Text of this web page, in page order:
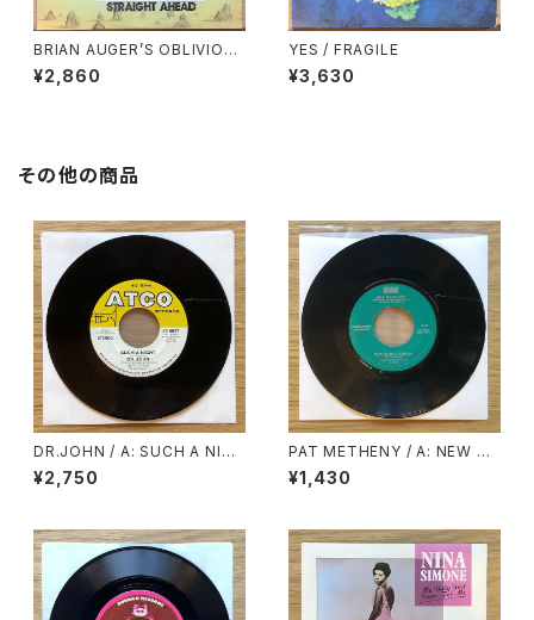
BRIAN AUGER’S OBLIVION
EXPRESS / STRAIGHT AHE
AD
¥2,860
YES / FRAGILE
¥3,630
その他の商品
DR.JOHN / A: SUCH A NIGH
T / B: COLD COLD COLD
¥2,750
PAT METHENY / A: NEW CH
AUTAUQUA / B: SUENO CO
N MEXICO
¥1,430